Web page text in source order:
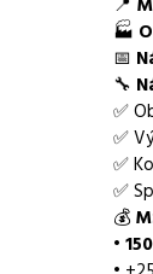
🏭
📅
🔧
✅
✅
✅
✅
💰
•